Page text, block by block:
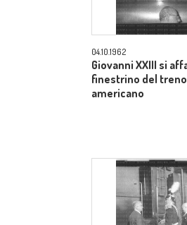
04.10.1962
Giovanni XXIII si
finestrino del
americano